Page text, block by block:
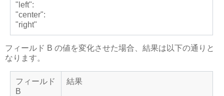
"left":
"center":
"right"
フィールド B の値を変化させた場合、結果は以下の通りと
なります。
フィールド
B
結果